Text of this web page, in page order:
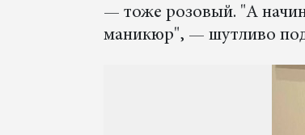
— тоже розовый. "А
маникюр", — шутливо